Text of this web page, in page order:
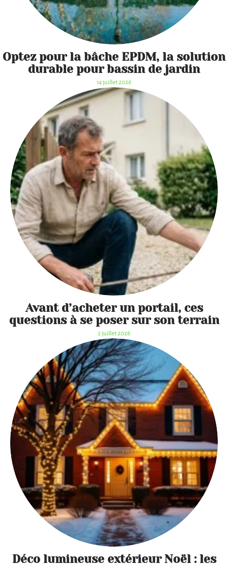
Optez pour la bâche EPDM, la solution
durable pour bassin de jardin
14 juillet 2026
Avant d’acheter un portail, ces
questions à se poser sur son terrain
2 juillet 2026
Déco lumineuse extérieur Noël : les